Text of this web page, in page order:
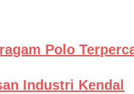
Polo
Industri Kendal